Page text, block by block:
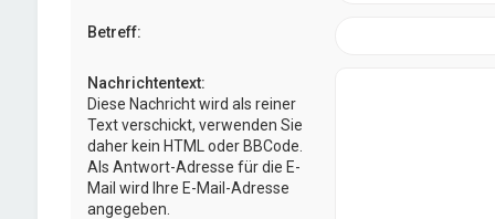
Betreff:
Nachrichtentext:
Diese Nachricht wird als reiner
Text verschickt, verwenden Sie
daher kein HTML oder BBCode.
Als Antwort-Adresse für die E-
Mail wird Ihre E-Mail-Adresse
angegeben.